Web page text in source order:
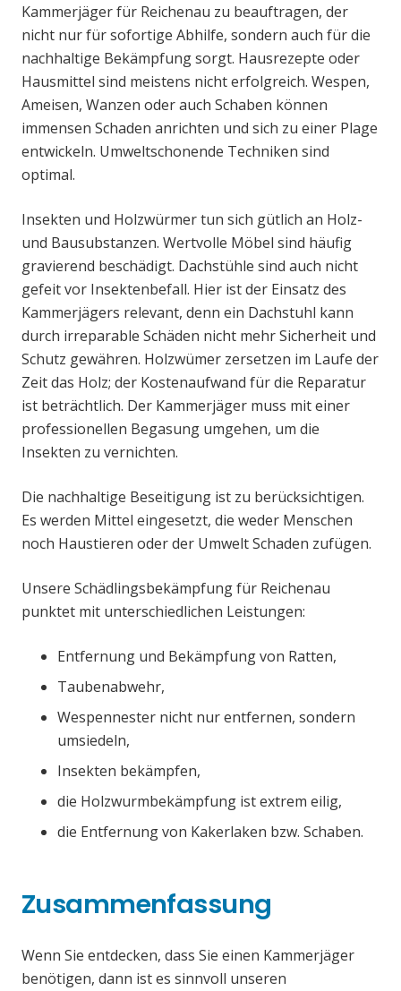
Kammerjäger für Reichenau zu beauftragen, der
nicht nur für sofortige Abhilfe, sondern auch für die
nachhaltige Bekämpfung sorgt. Hausrezepte oder
Hausmittel sind meistens nicht erfolgreich. Wespen,
Ameisen, Wanzen oder auch Schaben können
immensen Schaden anrichten und sich zu einer Plage
entwickeln. Umweltschonende Techniken sind
optimal.
Insekten und Holzwürmer tun sich gütlich an Holz-
und Bausubstanzen. Wertvolle Möbel sind häufig
gravierend beschädigt. Dachstühle sind auch nicht
gefeit vor Insektenbefall. Hier ist der Einsatz des
Kammerjägers relevant, denn ein Dachstuhl kann
durch irreparable Schäden nicht mehr Sicherheit und
Schutz gewähren. Holzwümer zersetzen im Laufe der
Zeit das Holz; der Kostenaufwand für die Reparatur
ist beträchtlich. Der Kammerjäger muss mit einer
professionellen Begasung umgehen, um die
Insekten zu vernichten.
Die nachhaltige Beseitigung ist zu berücksichtigen.
Es werden Mittel eingesetzt, die weder Menschen
noch Haustieren oder der Umwelt Schaden zufügen.
Unsere Schädlingsbekämpfung für Reichenau
punktet mit unterschiedlichen Leistungen:
Entfernung und Bekämpfung von Ratten,
Taubenabwehr,
Wespennester nicht nur entfernen, sondern
umsiedeln,
Insekten bekämpfen,
die Holzwurmbekämpfung ist extrem eilig,
die Entfernung von Kakerlaken bzw. Schaben.
Zusammenfassung
Wenn Sie entdecken, dass Sie einen Kammerjäger
benötigen, dann ist es sinnvoll unseren